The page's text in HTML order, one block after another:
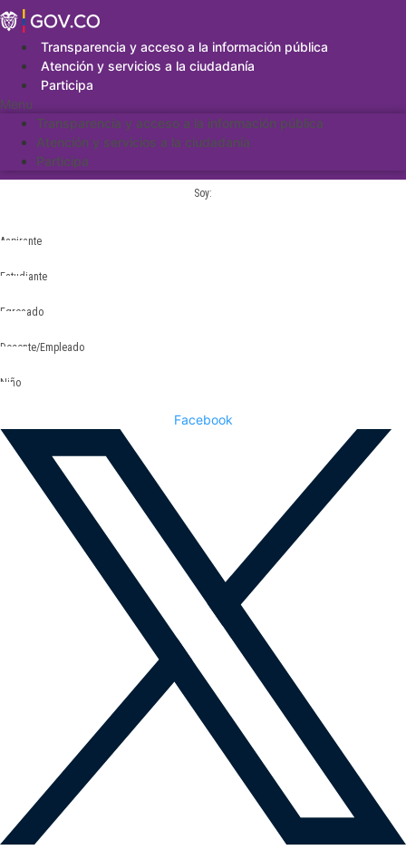
Saltar
al
contenidoTransparencia y acceso a la información pública
Atención y servicios a la ciudadanía
Participa
Menu
Transparencia y acceso a la información pública
Atención y servicios a la ciudadanía
Participa
Soy:
Aspirante
Estudiante
Egresado
Docente/Empleado
Niño
Facebook